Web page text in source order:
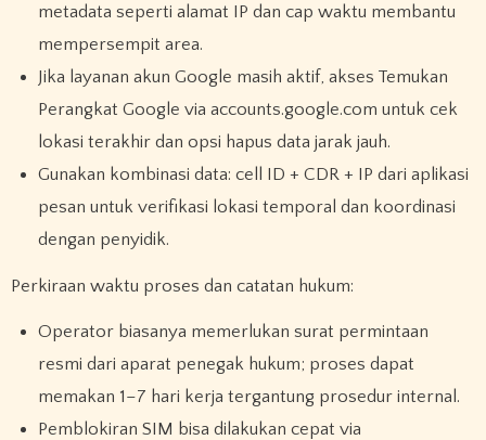
metadata seperti alamat IP dan cap waktu membantu
mempersempit area.
Jika layanan akun Google masih aktif, akses Temukan
Perangkat Google via accounts.google.com untuk cek
lokasi terakhir dan opsi hapus data jarak jauh.
Gunakan kombinasi data: cell ID + CDR + IP dari aplikasi
pesan untuk verifikasi lokasi temporal dan koordinasi
dengan penyidik.
Perkiraan waktu proses dan catatan hukum:
Operator biasanya memerlukan surat permintaan
resmi dari aparat penegak hukum; proses dapat
memakan 1–7 hari kerja tergantung prosedur internal.
Pemblokiran SIM bisa dilakukan cepat via